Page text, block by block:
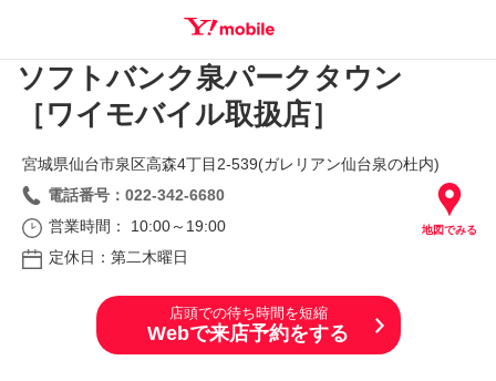
SEARCH
ソフトバンク泉パークタウン
［ワイモバイル取扱店］
地図でみる
宮城県仙台市泉区高森4丁目2‐539(ガレリアン仙台泉の杜内)
電話番号：022-342-6680
営業時間： 10:00～19:00
定休日：第二木曜日
店頭での待ち時間を短縮
Webで来店予約をする